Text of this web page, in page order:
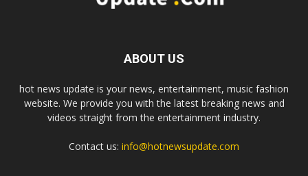
ABOUT US
hot news update is your news, entertainment, music fashion
website. We provide you with the latest breaking news and
videos straight from the entertainment industry.
Contact us: info@hotnewsupdate.com